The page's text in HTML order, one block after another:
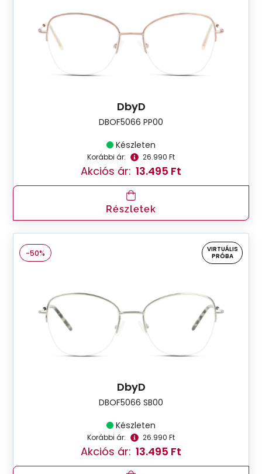
DbyD
DBOF5066 PP00
Készleten
Korábbi ár: 26.990 Ft
Akciós ár: 13.495 Ft
Részletek
-50%
VIRTUÁLIS
PRÓBA
DbyD
DBOF5066 SB00
Készleten
Korábbi ár: 26.990 Ft
Akciós ár: 13.495 Ft